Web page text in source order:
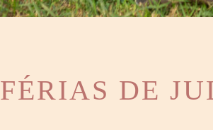
FÉRIAS DE